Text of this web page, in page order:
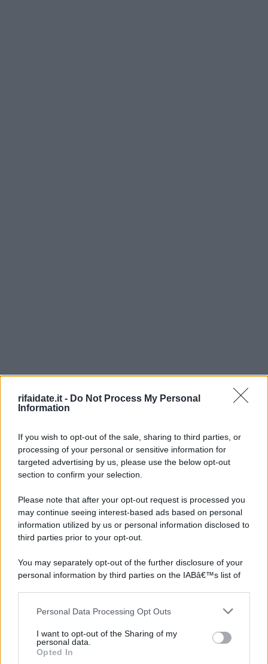
rifaidate.it - Do Not Process My Personal
Information
If you wish to opt-out of the sale, sharing to third parties, or
processing of your personal or sensitive information for
targeted advertising by us, please use the below opt-out
section to confirm your selection.
Please note that after your opt-out request is processed you
may continue seeing interest-based ads based on personal
information utilized by us or personal information disclosed to
third parties prior to your opt-out.
You may separately opt-out of the further disclosure of your
personal information by third parties on the IABâ€™s list of
This information may also be disclosed by us to third parties
further disclose it to other third parties.
Please note that this website/app uses one or more Google
Personal Data Processing Opt Outs
I want to opt-out of the Sharing of my
personal data.
Opted In